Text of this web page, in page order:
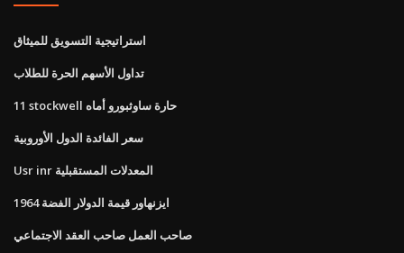
استراتيجية التسويق للميثاق
تداول الأسهم الحرة للطلاب
11 stockwell حارة ساوثبورو أماه
سعر الفائدة الدول الأوروبية
Usr inr المعدلات المستقبلية
1964 ايزنهاور قيمة الدولار الفضة
صاحب العمل صاحب العقد الاجتماعي